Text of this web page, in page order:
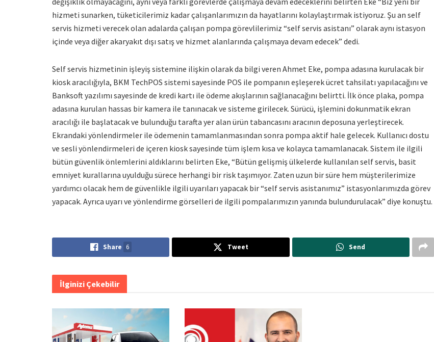
hizmeti sunarken, tüketicilerimiz kadar çalışanlarımızın da hayatlarını kolaylaştırmak istiyoruz. Şu an self
servis hizmeti verecek olan adalarda çalışan pompa görevlilerimiz “self servis asistanı” olarak aynı istasyon
içinde veya diğer akaryakıt dışı satış ve hizmet alanlarında çalışmaya devam edecek” dedi.
Self servis hizmetinin işleyiş sistemine ilişkin olarak da bilgi veren Ahmet Eke, pompa adasına kurulacak bir
kiosk aracılığıyla, BKM TechPOS sistemi sayesinde POS ile pompanın eşleşerek ücret tahsilatı yapılacağını ve
Banksoft yazılımı sayesinde de kredi kartı ile ödeme akışlarının sağlanacağını belirtti. İlk önce plaka, pompa
adasına kurulan hassas bir kamera ile tanınacak ve sisteme girilecek. Sürücü, işlemini dokunmatik ekran
aracılığı ile başlatacak ve bulunduğu tarafta yer alan ürün tabancasını aracının deposuna yerleştirecek.
Ekrandaki yönlendirmeler ile ödemenin tamamlanmasından sonra pompa aktif hale gelecek. Kullanıcı dostu
ve sesli yönlendirmeleri de içeren kiosk sayesinde tüm işlem kısa ve kolayca tamamlanacak. Sistem ile ilgili
bütün güvenlik önlemlerini aldıklarını belirten Eke, “Bütün gelişmiş ülkelerde kullanılan self servis, basit
emniyet kurallarına uyulduğu sürece herhangi bir risk taşımıyor. Zaten uzun bir süre hem müşterilerimize
yardımcı olacak hem de güvenlikle ilgili uyarıları yapacak bir “self servis asistanımız” istasyonlarımızda görev
yapacak. Ayrıca uyarı ve yönlendirme görselleri de ilgili pompalarımızın yanında bulundurulacak” diye konuştu.
Share 6 Tweet Send
İlginizi Çekebilir